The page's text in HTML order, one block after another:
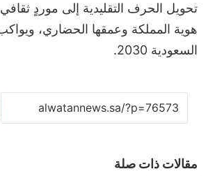
تحويل الحرف التقليدية إلى موردٍ
هوية المملكة وعمقها الحضاري،
السعودية 2030.
مقالات ذات صلة